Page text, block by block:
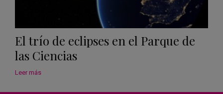
El trío de eclipses en el Parque de
las Ciencias
Leer más